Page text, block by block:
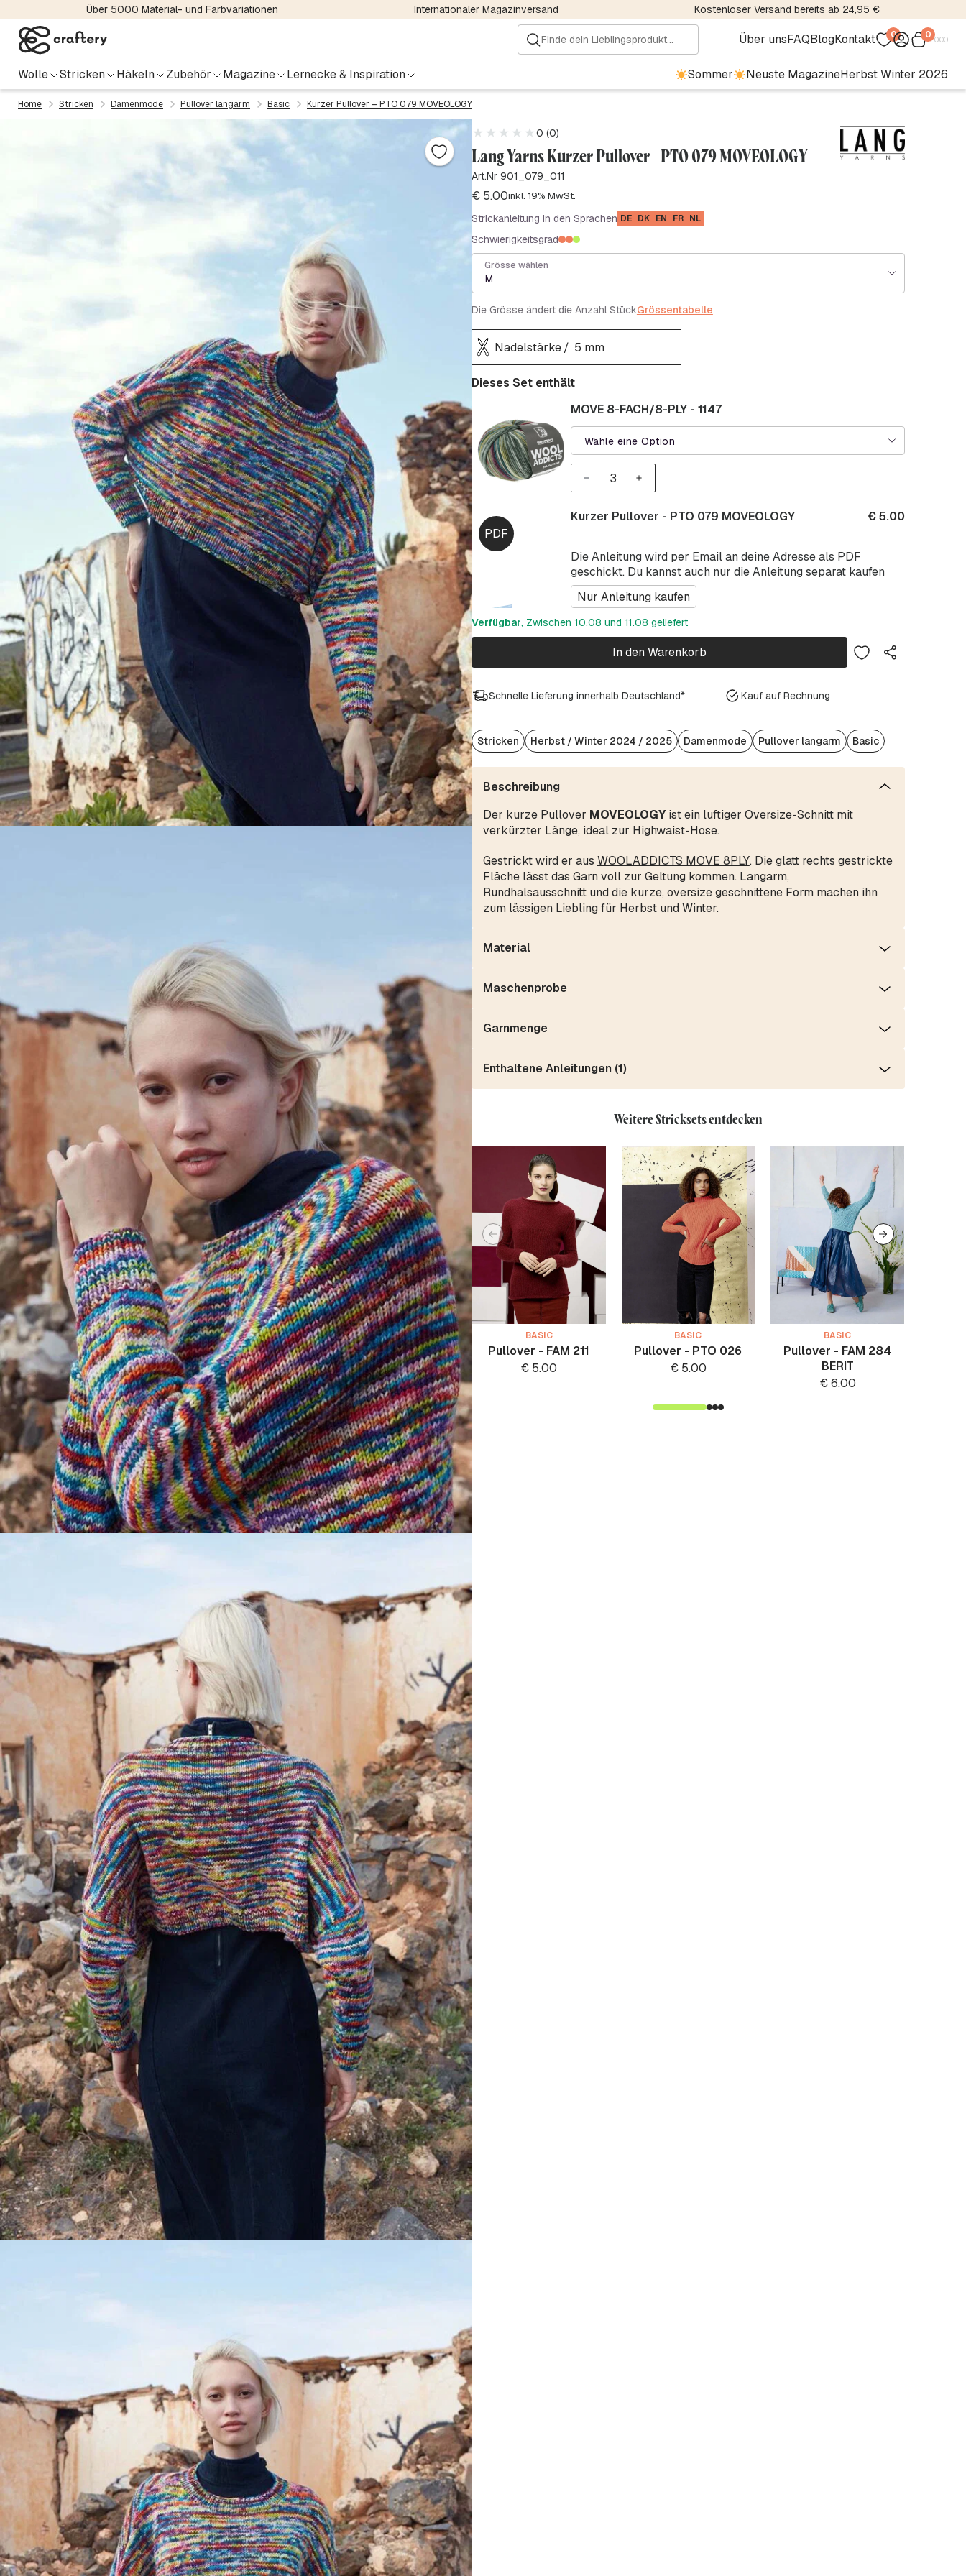
Über 5000 Material- und Farbvariationen Internationaler Magazinversand Kostenloser Versand bereits ab 24,95 €
Über unsFAQBlogKontakt 0 0€0.00
Wolle Stricken Häkeln Zubehör Magazine Lernecke & Inspiration Sommer Neuste MagazineHerbst Winter 2026
Home Stricken Damenmode Pullover langarm Basic Kurzer Pullover – PTO 079 MOVEOLOGY
0 (0)
Lang Yarns Kurzer Pullover - PTO 079 MOVEOLOGY
Art.Nr 901_079_011
€5.00inkl. 19% MwSt.
Strickanleitung in den Sprachen DE DK EN FR NL
Schwierigkeitsgrad
Grösse wählen
M
Die Grösse ändert die Anzahl StückGrössentabelle
Nadelstärke 5 mm
Dieses Set enthält
Wähle eine Option
MOVE 8-FACH/8-PLY - 1147
Die Anleitung wird per Email an deine Adresse als PDF
geschickt. Du kannst auch nur die Anleitung separat kaufen
Nur Anleitung kaufen
Kurzer Pullover - PTO 079 MOVEOLOGY €5.00
Verfügbar, Zwischen 10.08 und 11.08 geliefert
In den Warenkorb
Schnelle Lieferung innerhalb Deutschland* Kauf auf Rechnung
Stricken Herbst / Winter 2024 / 2025 Damenmode Pullover langarm Basic
Beschreibung
Der kurze Pullover MOVEOLOGYist ein luftiger Oversize-Schnitt mit
verkürzter Länge, ideal zur Highwaist-Hose.
Gestrickt wird er aus WOOLADDICTS MOVE 8PLY. Die glatt rechts gestrickte
Fläche lässt das Garn voll zur Geltung kommen. Langarm,
Rundhalsausschnitt und die kurze, oversize geschnittene Form machen ihn
zum lässigen Liebling für Herbst und Winter.
Material
Maschenprobe
Garnmenge
Enthaltene Anleitungen (1)
Weitere Stricksets entdecken
BASIC
Pullover - FAM 211
€ 5.00
BASIC
Pullover - PTO 026
€5.00
BASIC
Pullover - FAM 284
BERIT
€6.00